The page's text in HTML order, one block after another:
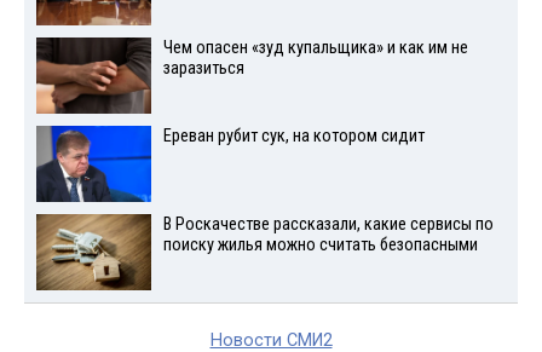
Чем опасен «зуд купальщика» и как им не
заразиться
Ереван рубит сук, на котором сидит
В Роскачестве рассказали, какие сервисы по
поиску жилья можно считать безопасными
Новости СМИ2